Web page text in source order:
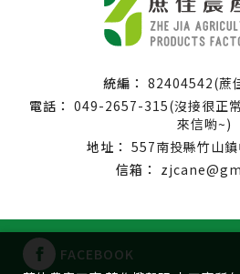
統編： 82404542(蔗
電話： 049-2657-315(沒接很正
來信喲~)
地址： 557南投縣竹山
信箱：
FACEBOOK